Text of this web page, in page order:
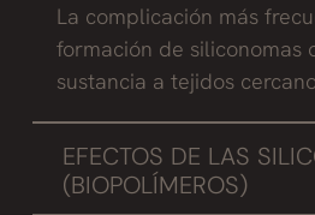
La complicación más
formación de siliconomas
sustancia a tejidos
EFECTOS DE LAS
(BIOPOLÍMEROS)